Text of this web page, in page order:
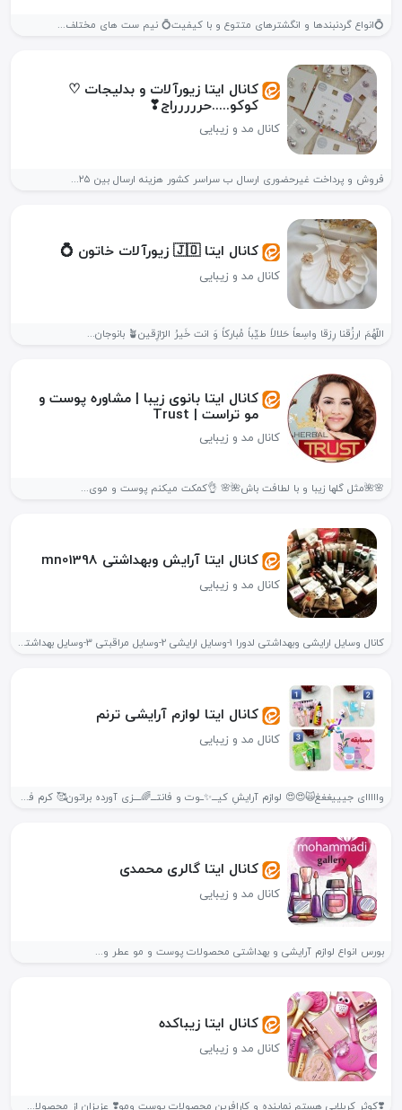
💍انواع گردنبندها و انگشترهای متتوع و با کیفیت💍 نیم ست های مختلف...
کانال ایتا زيورآلات و بدلیجات ♡
کوکو.....حررررراج❣
کانال مد و زیبایی
فروش و پرداخت غیرحضوری ارسال ب سراسر کشور هزینه ارسال بین ۲۵...
کانال ایتا 🇯🇴 زیورآلات خاتون 💍
کانال مد و زیبایی
اللّهُمَ ارزُقنا رِزقا واسِعاً حَلالاً طیِّباً مُبارکاً وَ انت خَیرُ الرّازِقین🪴 بانوجان...
کانال ایتا بانوی زیبا | مشاوره پوست و
مو تراست | Trust
کانال مد و زیبایی
🌸🌺مثل گلها زیبا و با لطافت باش🌺🌸 👌کمکت میکنم پوست و موی...
کانال ایتا آرایش وبهداشتی mn01398
کانال مد و زیبایی
کانال وسایل ارایشی وبهداشتی لدورا 1-وسایل ارایشی 2-وسایل مراقبتی 3-وسایل بهداشتی 4-وسایل...
کانال ایتا لوازم آرایشی ترنم
کانال مد و زیبایی
وااااای جیییغغغ🙀😍😍 لوازم آرایشِ کیـــ✨ــوت و فانتـــ🌈ــــزی آورده براتون🥰 کرم فقط 15...
کانال ایتا گالری محمدی
کانال مد و زیبایی
بورس انواع لوازم آرایشی و بهداشتی محصولات پوست و مو عطر و...
کانال ایتا زیباکده
کانال مد و زیبایی
❣️کوثر کربلایی هستم نماینده و کارافرین محصولات پوست ومو❣️ عزیزان از محصولات...